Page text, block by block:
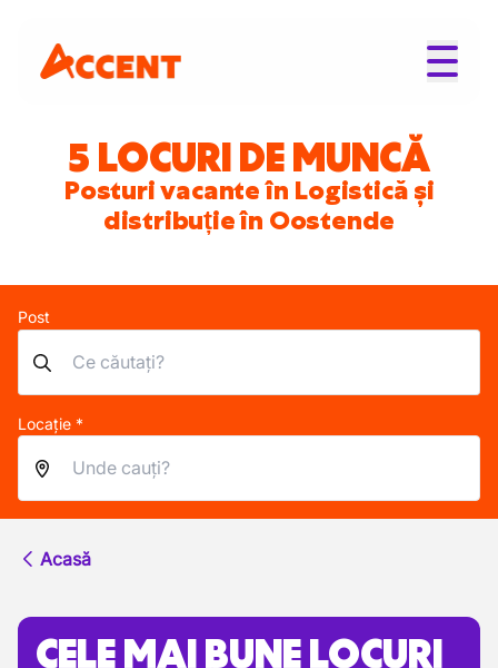
5 LOCURI DE MUNCĂ
Posturi vacante în Logistică și
distribuție în Oostende
Post
Locație *
Acasă
CELE MAI BUNE LOCURI